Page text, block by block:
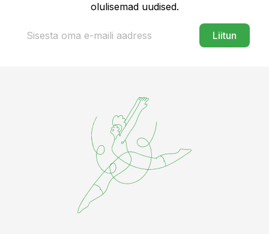
olulisemad uudised.
Liitun